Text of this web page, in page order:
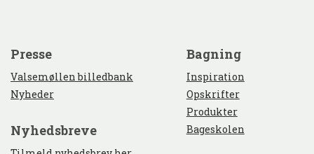
presse
Valsemøllen billedbank
Nyheder
nyhedsbreve
bagning
Inspiration
Opskrifter
Produkter
Bageskolen